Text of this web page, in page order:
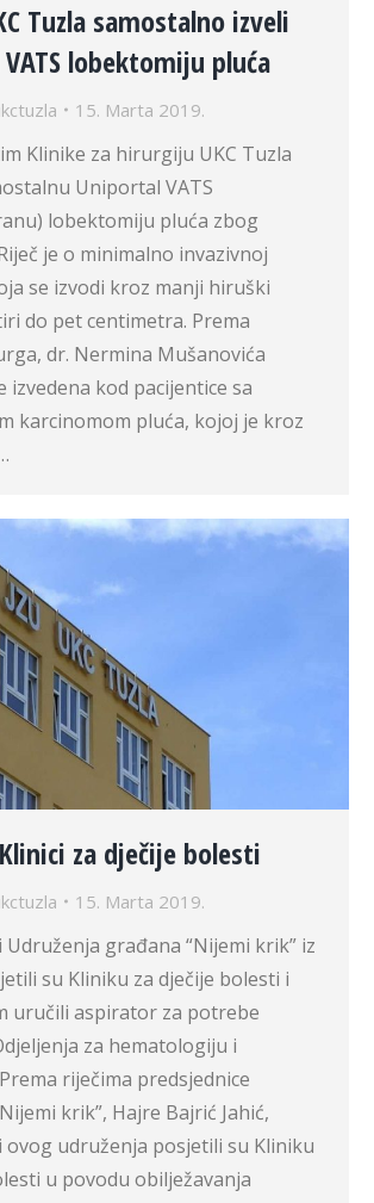
Tuzla samostalno izveli
lobektomiju pluća
15. Marta 2019.
Klinike za hirurgiju UKC Tuzla
Uniportal VATS
lobektomiju pluća zbog
je o minimalno invazivnoj
se izvodi kroz manji hiruški
do pet centimetra. Prema
dr. Nermina Mušanovića
izvedena kod pacijentice sa
karcinomom pluća, kojoj je kroz
za dječije bolesti
15. Marta 2019.
Udruženja građana “Nijemi krik” iz
su Kliniku za dječije bolesti i
uručili aspirator za potrebe
za hematologiju i
riječima predsjednice
krik”, Hajre Bajrić Jahić,
ovog udruženja posjetili su Kliniku
u povodu obilježavanja